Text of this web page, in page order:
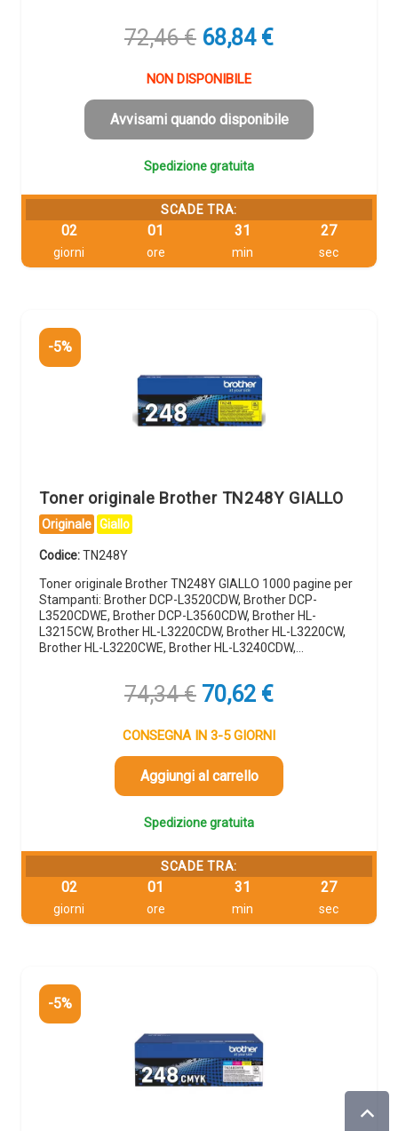
72,46€ Il
originale
era:
72,46 €.
68,84 €Il
è:
68,84 €.
NON DISPONIBILE
Avvisami quando disponibile
Spedizione gratuita
SCADE TRA:
02
giorni
01
ore
31
min
26
sec
-5%
Toner originale Brother TN248Y GIALLO
Originale Giallo
Codice:TN248Y
Toner originale Brother TN248Y GIALLO 1000 pagine per
Stampanti: Brother DCP-L3520CDW, Brother DCP-
L3520CDWE, Brother DCP-L3560CDW, Brother HL-
L3215CW, Brother HL-L3220CDW, Brother HL-L3220CW,
Brother HL-L3220CWE, Brother HL-L3240CDW,…
74,34€ Il
originale
era:
74,34 €.
70,62 €Il
attuale
è:
CONSEGNA IN 3-5 GIORNI
Aggiungi al carrello
Spedizione gratuita
SCADE TRA:
02
giorni
01
ore
31
min
26
sec
-5%